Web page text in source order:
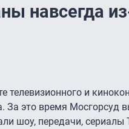
навсегда
и
За это время Мосгорсуд
шоу, передачи, сериалы